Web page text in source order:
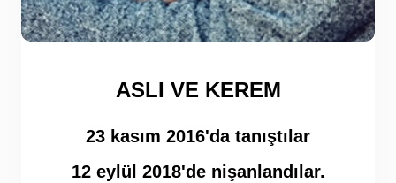
ASLI VE KEREM
23 kasım 2016'da tanıştılar
12 eylül 2018'de nişanlandılar.